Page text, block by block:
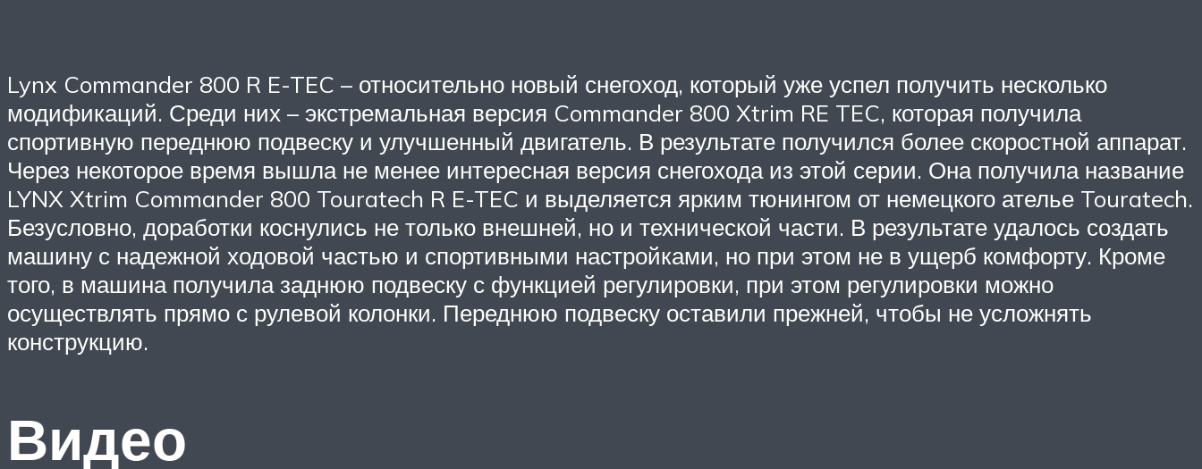
Lynx Commander 800 R E-TEC – относительно новый снегоход, который уже успел получить несколько
модификаций. Среди них – экстремальная версия Commander 800 Xtrim RE TEC, которая получила
спортивную переднюю подвеску и улучшенный двигатель. В результате получился более скоростной аппарат.
Через некоторое время вышла не менее интересная версия снегохода из этой серии. Она получила название
LYNX Xtrim Commander 800 Touratech R E-TEC и выделяется ярким тюнингом от немецкого ателье Touratech.
Безусловно, доработки коснулись не только внешней, но и технической части. В результате удалось создать
машину с надежной ходовой частью и спортивными настройками, но при этом не в ущерб комфорту. Кроме
того, в машина получила заднюю подвеску с функцией регулировки, при этом регулировки можно
осуществлять прямо с рулевой колонки. Переднюю подвеску оставили прежней, чтобы не усложнять
конструкцию.
Видео